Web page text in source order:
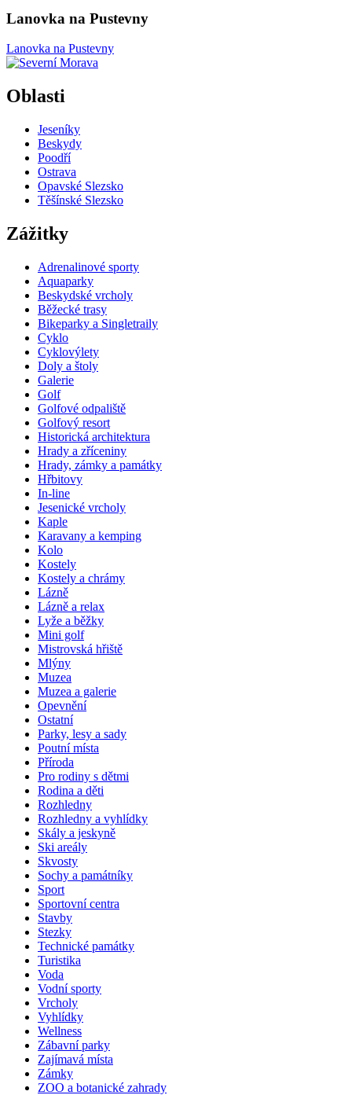
Lanovka na Pustevny
Lanovka na Pustevny
Oblasti
Jeseníky
Beskydy
Poodří
Ostrava
Opavské Slezsko
Těšínské Slezsko
Zážitky
Adrenalinové sporty
Aquaparky
Beskydské vrcholy
Běžecké trasy
Bikeparky a Singletraily
Cyklo
Cyklovýlety
Doly a štoly
Galerie
Golf
Golfové odpaliště
Golfový resort
Historická architektura
Hrady a zříceniny
Hrady, zámky a památky
Hřbitovy
In-line
Jesenické vrcholy
Kaple
Karavany a kemping
Kolo
Kostely
Kostely a chrámy
Lázně
Lázně a relax
Lyže a běžky
Mini golf
Mistrovská hřiště
Mlýny
Muzea
Muzea a galerie
Opevnění
Ostatní
Parky, lesy a sady
Poutní místa
Příroda
Pro rodiny s dětmi
Rodina a děti
Rozhledny
Rozhledny a vyhlídky
Skály a jeskyně
Ski areály
Skvosty
Sochy a památníky
Sport
Sportovní centra
Stavby
Stezky
Technické památky
Turistika
Voda
Vodní sporty
Vrcholy
Vyhlídky
Wellness
Zábavní parky
Zajímavá místa
Zámky
ZOO a botanické zahrady